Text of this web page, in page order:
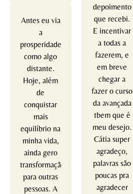
Antes eu via
a
prosperidade
como algo
distante.
Hoje, além
de
conquistar
mais
equilíbrio na
minha vida,
ainda gero
transformação
para outras
pessoas. A
depoimento
que recebi.
E incentivar
a todas a
fazerem, e
em breve
chegar a
fazer o curso
da avançada
tbem que é
meu desejo.
Cátia super
agradeço,
palavras são
poucas pra
agradecer